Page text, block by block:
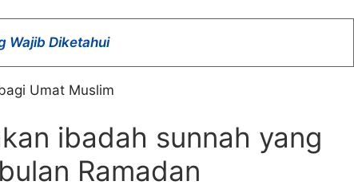
Wajib Diketahui
Umat Muslim
ibadah sunnah yang
Ramadan